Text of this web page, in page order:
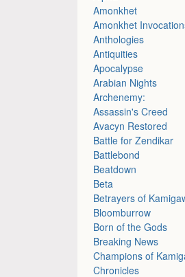
Amonkhet
Amonkhet
Anthologies
Antiquities
Apocalypse
Arabian Nights
Archenemy:
Assassin's Creed
Avacyn Restored
Battle for Zendikar
Battlebond
Beatdown
Beta
Betrayers of
Bloomburrow
Born of the Gods
Breaking News
Champions of
Chronicles